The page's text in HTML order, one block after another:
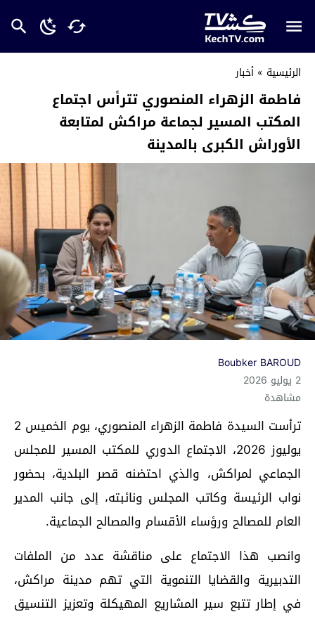
الرئيسية » أخبار
فاطمة الزهراء المنصوري تترأس اجتماع
المكتب المسير لجماعة مراكش لمتابعة
الأوراش الكبرى بالمدينة
Boubker BAROUD
2 يوليو 2026
مشاهدة
ترأست السيدة فاطمة الزهراء المنصوري، يوم الخميس 2
يوليوز 2026، الاجتماع الدوري للمكتب المسير للمجلس
الجماعي لمراكش، والذي احتضنه قصر البلدية، بحضور
نواب الرئيسة وكاتب المجلس ونائبته، إلى جانب المدير
العام للمصالح ورؤساء الأقسام والمصالح الجماعية.
وانصب هذا الاجتماع على مناقشة عدد من الملفات
التدبيرية والقضايا التنموية التي تهم مدينة مراكش،
في إطار تتبع سير المشاريع المهيكلة وتعزيز التنسيق